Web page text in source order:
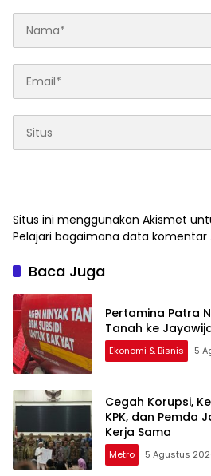
Situs ini menggunakan Akismet
Pelajari bagaimana data komentar
Baca Juga
Pertamina Patra
Tanah ke
Ekonomi & Bisnis 5
Cegah Korupsi,
KPK, dan Pemda
Kerja Sama
Metro 5 Agustus